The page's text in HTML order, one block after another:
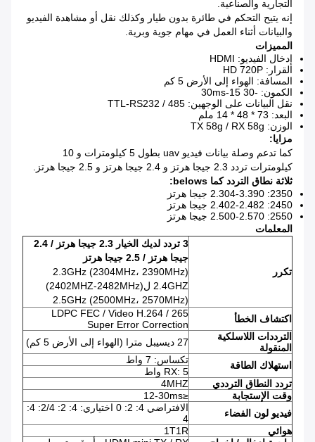
التجارية والصناعية.
إنه يتيح التحكم في طائرة بدون طيار وكذلك نقل أو مشاهدة الفيديو
والبيانات أثناء العمل في مهام جوية وبرية.
المميزات
إدخال الفيديو: HDMI
القرار: HD 720P
المسافة: الهواء إلى الأرض 5 كم
الكمون: -30 15-30ms
نقل البيانات على الوجهين: TTL-RS232 / 485
البعد: 73 * 48 * 14 ملم
الوزن: TX 58g / RX 58g
مزايا:
كما تدعم وصلة بيانات فيديو uav بطول 5 كيلومترات و 10
كيلومترات تردد 2.3 جيجا هرتز و 2.4 جيجا هرتز و 2.5 جيجا هرتز.
ثلاثة نطاق التردد كما belows:
2350: 2.304-3.390 جيجا هرتز
2450: 2.402-2.482 جيجا هرتز
2550: 2.500-2.570 جيجا هرتز
المعلمات
تكرر
3 تردد لديك الخيار 2.3 جيجا هرتز / 2.4
جيجا هرتز / 2.5 جيجا هرتز
2.3GHz (2304MHz، 2390MHz)
2.4GHZ ل(2402MHZ-2482MHz)
2.5GHz (2500MHz، 2570MHz)
اكتشاف الخطأ
LDPC FEC / Video H.264 / 265
Super Error Correction
الترددات اللاسلكية
المنقولة
27 ديسيبل مترا (الهواء إلى الأرض 5 كم)
استهلاك الطاقة
تكساس: 7 واط
RX: 5 واط
تردد النطاق الترددي
4MHZ
وقت الإستجابة
≤12-30ms
فيديو لون الفضاء
الافتراضي 4: 2: 0 اختياري: 4: 2: 2/4: 4:
4
هوائي
1T1R